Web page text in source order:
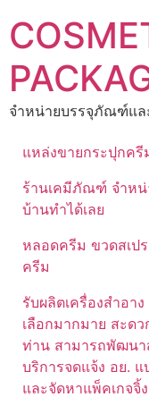
to
content
จำหน่ายบรรจุภัณฑ์แล
แหล่งขายกระปุกค
ร้านเคมีภัณฑ์ จำหน่
บ้านทำได้เลย
หลอดครีม ขวดสเป
ครีม
รับผลิตเครื่องสำอา
เลือกมากมาย สะด
ท่าน สามารถพัฒนา
บริการจดแจ้ง อย.
และจัดหาแพ็คเกจจิ้ง